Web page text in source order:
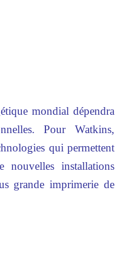
mondial dépendra
Pour Watkins,
qui permettent
installations
grande imprimerie de